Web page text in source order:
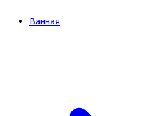
Ванная